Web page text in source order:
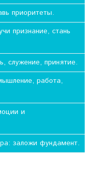
приоритеты.
признание, стань
служение, принятие.
работа,
и
заложи фундамент.